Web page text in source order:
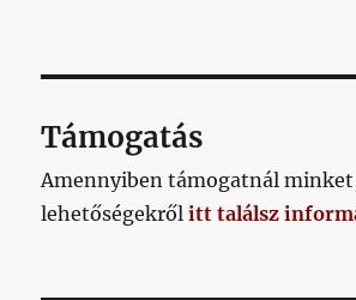
Támogatás
Amennyiben támogatnál
lehetőségekrőlitt találsz